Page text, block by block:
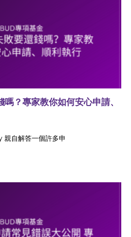
？專家教你如何安心申請、
親自解答一個許多申